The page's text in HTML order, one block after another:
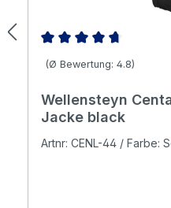
Durchschnittliche
(Ø Bewertung: 4.8)
Wellensteyn
Jacke black
Artnr: CENL-44 / Farbe: